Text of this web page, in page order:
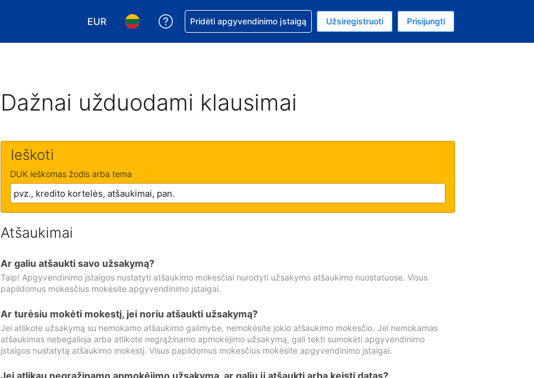
EUR
Pasirinkite valiutą. Jūsų pasirinkta valiuta: Euras
Pasirinkite kalbą. Jūsų pasirinkta kalba: Lietuvių
Pagalba dėl užsakymo
Pridėti apgyvendinimo įstaigą Užsiregistruoti Prisijungti
Dažnai užduodami klausimai
Ieškoti
DUK ieškomas žodis arba tema
Atšaukimai
Ar galiu atšaukti savo užsakymą?
Taip! Apgyvendinimo įstaigos nustatyti atšaukimo mokesčiai nurodyti užsakymo atšaukimo nuostatuose. Visus
papildomus mokesčius mokėsite apgyvendinimo įstaigai.
Ar turėsiu mokėti mokestį, jei noriu atšaukti užsakymą?
Jei atlikote užsakymą su nemokamo atšaukimo galimybe, nemokėsite jokio atšaukimo mokesčio. Jei nemokamas
atšaukimas nebegalioja arba atlikote negrąžinamo apmokėjimo užsakymą, gali tekti sumokėti apgyvendinimo
įstaigos nustatytą atšaukimo mokestį. Visus papildomus mokesčius mokėsite apgyvendinimo įstaigai.
Jei atlikau negrąžinamo apmokėjimo užsakymą, ar galiu jį atšaukti arba keisti datas?